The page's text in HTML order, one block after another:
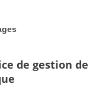
de gestion de